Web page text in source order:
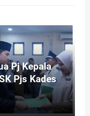
Pj Kepala
Pjs Kades